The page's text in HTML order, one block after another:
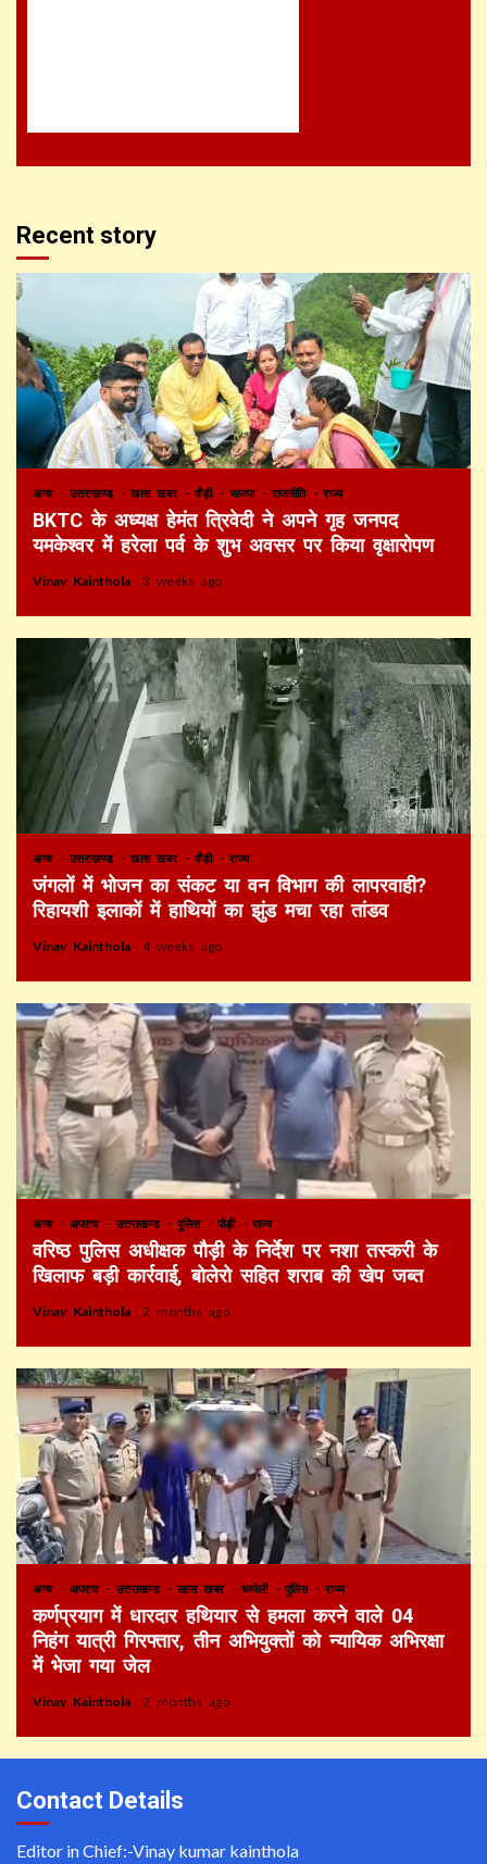
Recent story
अन्य उत्तराखण्ड खास खबर पौड़ी भाजपा राजनीति राज्य
BKTC के अध्यक्ष हेमंत त्रिवेदी ने अपने गृह जनपद
यमकेश्वर में हरेला पर्व के शुभ अवसर पर किया वृक्षारोपण
Vinay Kainthola 3 weeks ago
अन्य उत्तराखण्ड खास खबर पौड़ी राज्य
जंगलों में भोजन का संकट या वन विभाग की लापरवाही?
रिहायशी इलाकों में हाथियों का झुंड मचा रहा तांडव
Vinay Kainthola 4 weeks ago
अन्य अपराध उत्तराखण्ड पुलिस पौड़ी राज्य
वरिष्ठ पुलिस अधीक्षक पौड़ी के निर्देश पर नशा तस्करी के
खिलाफ बड़ी कार्रवाई, बोलेरो सहित शराब की खेप जब्त
Vinay Kainthola 2 months ago
अन्य अपराध उत्तराखण्ड खास खबर चमोली पुलिस राज्य
कर्णप्रयाग में धारदार हथियार से हमला करने वाले 04
निहंग यात्री गिरफ्तार, तीन अभियुक्तों को न्यायिक अभिरक्षा
में भेजा गया जेल
Vinay Kainthola 2 months ago
Contact Details
Editor in Chief:-Vinay kumar kainthola